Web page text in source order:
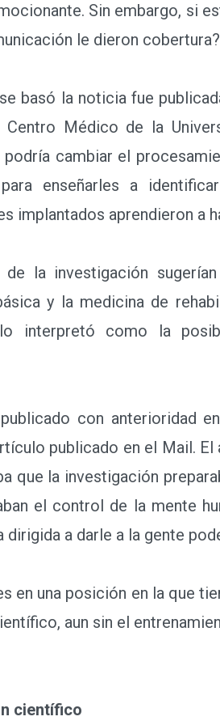
Sin embargo, si
le dieron cobertura?
basó la noticia fue
Médico de la
cambiar el
enseñarles a
implantados aprendieron a
investigación sugerían
y la medicina de
interpretó como la
con anterioridad
publicado en el Mail.
que la investigación
el control de la mente
a darle a la gente
una posición en la que
aun sin el
científico